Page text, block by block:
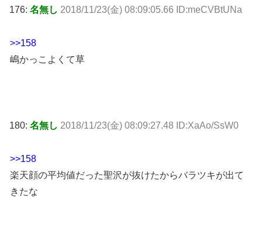
176: 名無し 2018/11/23(金) 08:09:05.66 ID:meCVBtUNa
>>158
嶋かっこよくて草
180: 名無し 2018/11/23(金) 08:09:27.48 ID:XaAo/SsW0
>>158
楽天顔の平均値だった聖沢が抜けたからバラツキが出て
きたな